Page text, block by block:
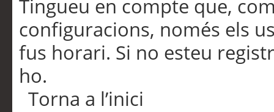
Tingueu en compte que,
configuracions, només els
fus horari. Si no esteu
ho.
Torna a l’inici